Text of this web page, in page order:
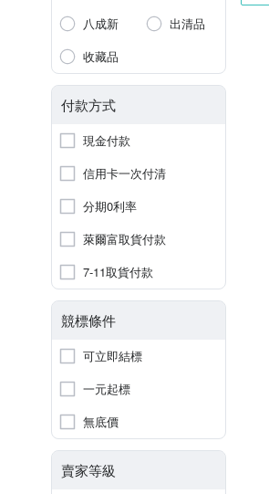
八成新
出清品
收藏品
付款方式
現金付款
信用卡一次付清
分期0利率
萊爾富取貨付款
7-11取貨付款
競標條件
可立即結標
一元起標
無底價
賣家等級